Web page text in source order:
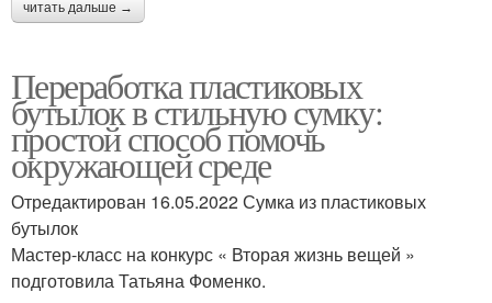
читать дальше →
Переработка пластиковых
бутылок в стильную сумку:
простой способ помочь
окружающей среде
Отредактирован 16.05.2022 Сумка из пластиковых
бутылок
Мастер-класс на конкурс « Вторая жизнь вещей »
подготовила Татьяна Фоменко.